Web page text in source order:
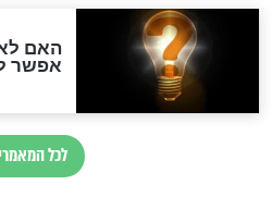
שלמה:
פונים בשם מי
שמח
חדשות